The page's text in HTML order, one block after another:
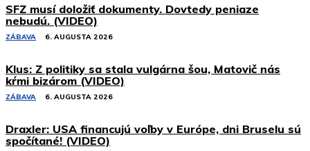
SFZ musí doložiť dokumenty. Dovtedy peniaze
nebudú. (VIDEO)
ZÁBAVA 6. AUGUSTA 2026
Klus: Z politiky sa stala vulgárna šou, Matovič nás
kŕmi bizárom (VIDEO)
ZÁBAVA 6. AUGUSTA 2026
Draxler: USA financujú voľby v Európe, dni Bruselu sú
spočítané! (VIDEO)